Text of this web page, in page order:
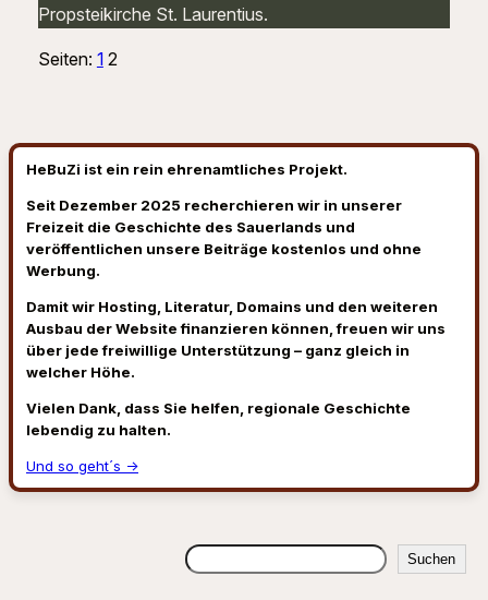
Propsteikirche St. Laurentius.
Seiten: 1 2
HeBuZi ist ein rein ehrenamtliches Projekt.
Seit Dezember 2025 recherchieren wir in unserer
Freizeit die Geschichte des Sauerlands und
veröffentlichen unsere Beiträge kostenlos und ohne
Werbung.
Damit wir Hosting, Literatur, Domains und den weiteren
Ausbau der Website finanzieren können, freuen wir uns
über jede freiwillige Unterstützung – ganz gleich in
welcher Höhe.
Vielen Dank, dass Sie helfen, regionale Geschichte
lebendig zu halten.
Und so geht´s →
Suchen